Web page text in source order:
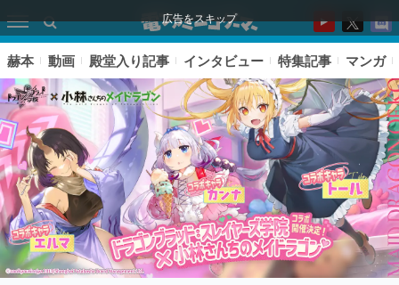
広告をスキップ
赫本 動画 殿堂入り記事 インタビュー 特集記事 マンガ